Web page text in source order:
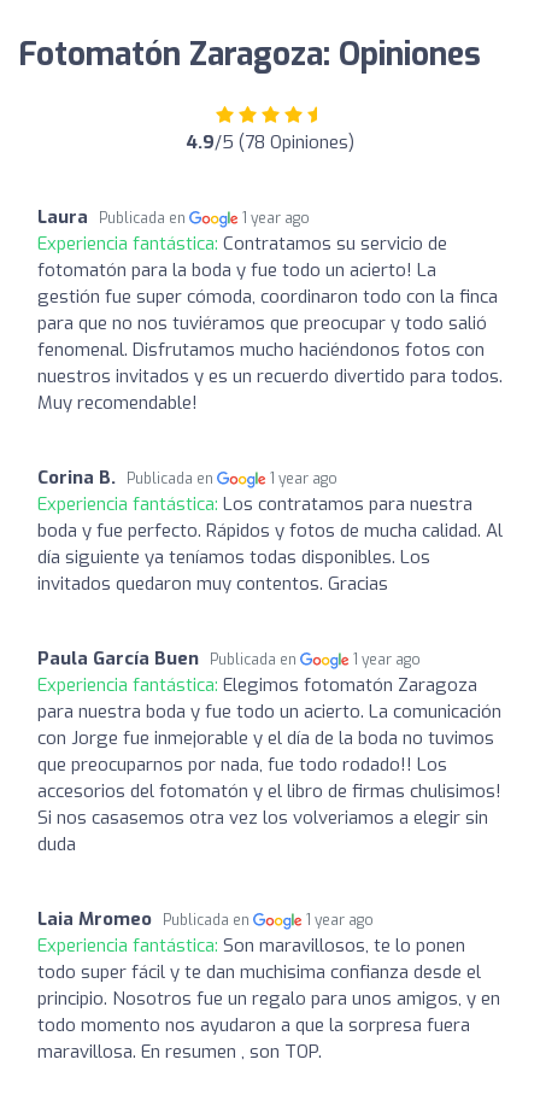
Fotomatón Zaragoza: Opiniones
4.9/5 (78 Opiniones)
Laura Publicada en 1 year ago
Experiencia fantástica: Contratamos su servicio de
fotomatón para la boda y fue todo un acierto! La
gestión fue super cómoda, coordinaron todo con la finca
para que no nos tuviéramos que preocupar y todo salió
fenomenal. Disfrutamos mucho haciéndonos fotos con
nuestros invitados y es un recuerdo divertido para todos.
Muy recomendable!
Corina B. Publicada en 1 year ago
Experiencia fantástica: Los contratamos para nuestra
boda y fue perfecto. Rápidos y fotos de mucha calidad. Al
día siguiente ya teníamos todas disponibles. Los
invitados quedaron muy contentos. Gracias
Paula García Buen Publicada en 1 year ago
Experiencia fantástica: Elegimos fotomatón Zaragoza
para nuestra boda y fue todo un acierto. La comunicación
con Jorge fue inmejorable y el día de la boda no tuvimos
que preocuparnos por nada, fue todo rodado!! Los
accesorios del fotomatón y el libro de firmas chulisimos!
Si nos casasemos otra vez los volveriamos a elegir sin
duda
Laia Mromeo Publicada en 1 year ago
Experiencia fantástica: Son maravillosos, te lo ponen
todo super fácil y te dan muchisima confianza desde el
principio. Nosotros fue un regalo para unos amigos, y en
todo momento nos ayudaron a que la sorpresa fuera
maravillosa. En resumen , son TOP.